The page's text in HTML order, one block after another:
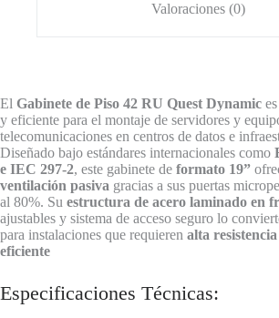
Valoraciones (0)
El Gabinete de Piso 42 RU Quest Dynamic
y eficiente para el montaje de servidores y
telecomunicaciones en centros de datos e
Diseñado bajo estándares internacionales como
e IEC 297-2, este gabinete de formato 19”
ventilación pasiva gracias a sus puertas
al 80%. Su estructura de acero laminado en
ajustables y sistema de acceso seguro lo
para instalaciones que requieren alta
eficiente
Especificaciones Técnicas: